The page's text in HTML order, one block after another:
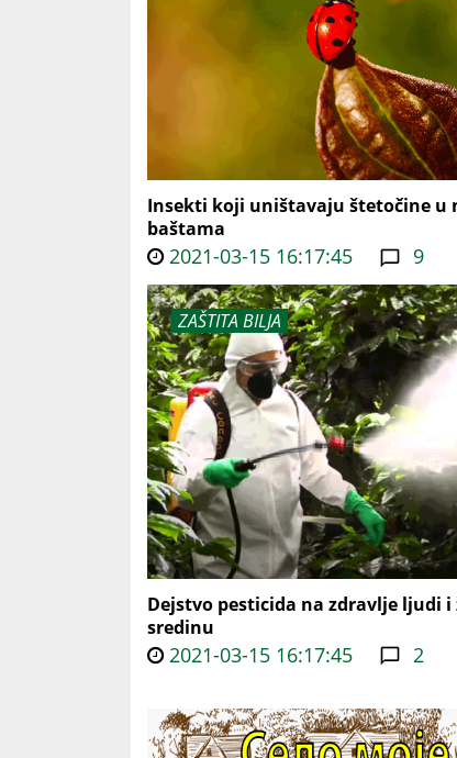
Insekti koji uništavaju štetočine u
baštama
2021-03-15 16:17:45 9
ZAŠTITA BILJA
Dejstvo pesticida na zdravlje ljudi
sredinu
2021-03-15 16:17:45 2